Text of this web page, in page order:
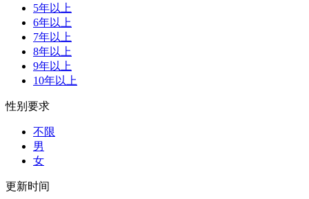
5年以上
6年以上
7年以上
8年以上
9年以上
10年以上
性别要求
不限
男
女
更新时间